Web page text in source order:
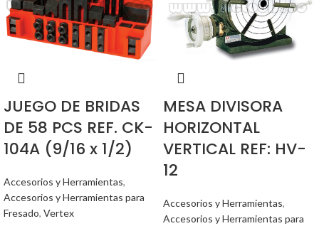
JUEGO DE BRIDAS
DE 58 PCS REF. CK-
104A (9/16 x 1/2)
Accesorios y Herramientas,
Accesorios y Herramientas para
Fresado, Vertex
MESA DIVISORA
HORIZONTAL
VERTICAL REF: HV-
12
Accesorios y Herramientas,
Accesorios y Herramientas para